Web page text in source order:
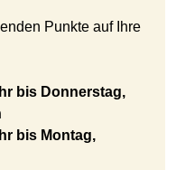
Punkte auf Ihre
bis Donnerstag,
bis Montag,